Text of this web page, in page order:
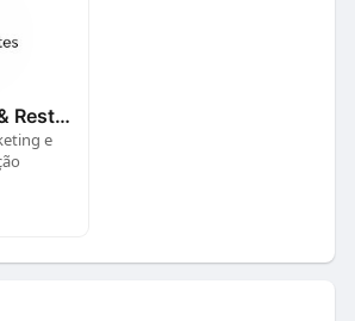
Revista Bares & Restaurantes
e